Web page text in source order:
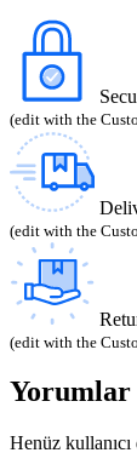
(edit with the
(edit with the
(edit with the
Yorumlar
Henüz